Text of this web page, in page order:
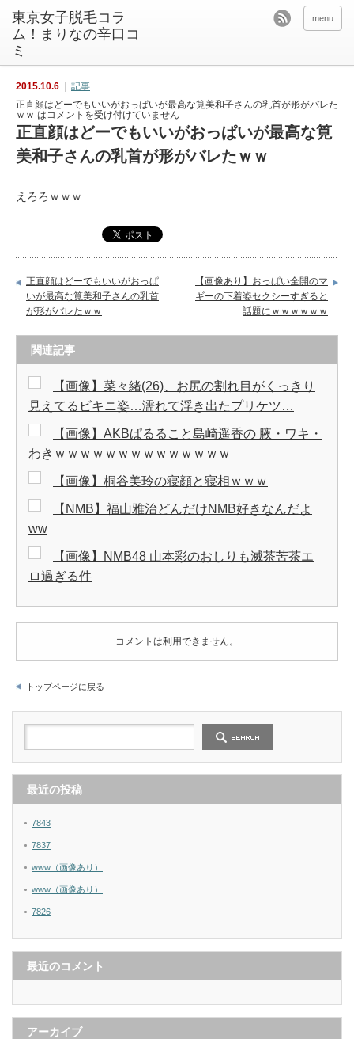
東京女子脱毛コラ
ム！まりなの辛口コ
ミ
menu
2015.10.6
記事
正直顔はどーでもいいがおっぱいが最高な筧美和子さんの乳首が形がバレた
ｗｗ はコメントを受け付けていません
正直顔はどーでもいいがおっぱいが最高な筧
美和子さんの乳首が形がバレたｗｗ
えろろｗｗｗ
正直顔はどーでもいいがおっぱ
いが最高な筧美和子さんの乳首
が形がバレたｗｗ
【画像あり】おっぱい全開のマ
ギーの下着姿セクシーすぎると
話題にｗｗｗｗｗｗ
関連記事
【画像】菜々緒(26)、お尻の割れ目がくっきり
見えてるビキニ姿…濡れて浮き出たプリケツ…
【画像】AKBぱるること島崎遥香の 腋・ワキ・
わきｗｗｗｗｗｗｗｗｗｗｗｗｗｗ
【画像】桐谷美玲の寝顔と寝相ｗｗｗ
【NMB】福山雅治どんだけNMB好きなんだよ
ww
【画像】NMB48 山本彩のおしりも滅茶苦茶エ
ロ過ぎる件
コメントは利用できません。
トップページに戻る
最近の投稿
7843
7837
www（画像あり）
www（画像あり）
7826
最近のコメント
アーカイブ